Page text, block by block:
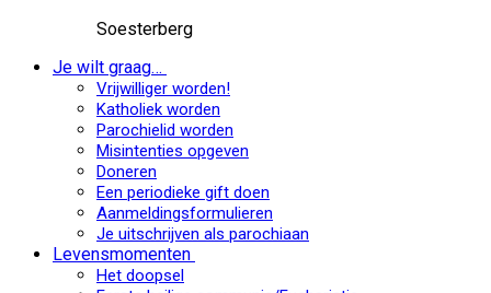
Soesterberg
Je wilt graag…
Vrijwilliger worden!
Katholiek worden
Parochielid worden
Misintenties opgeven
Doneren
Een periodieke gift doen
Aanmeldingsformulieren
Je uitschrijven als parochiaan
Levensmomenten
Het doopsel